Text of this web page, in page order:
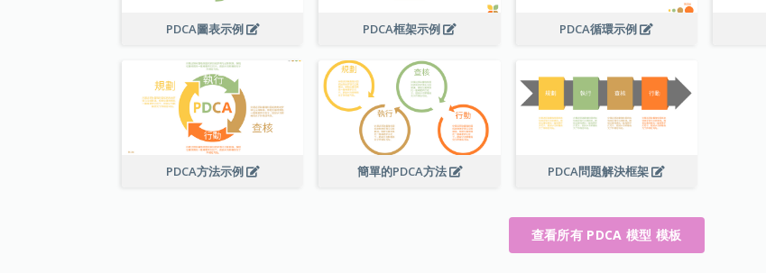
PDCA圖表示例 PDCA框架示例 PDCA循環示例
PDCA方法示例 簡單的PDCA方法 PDCA問題解決框架
查看所有 PDCA 模型 模板